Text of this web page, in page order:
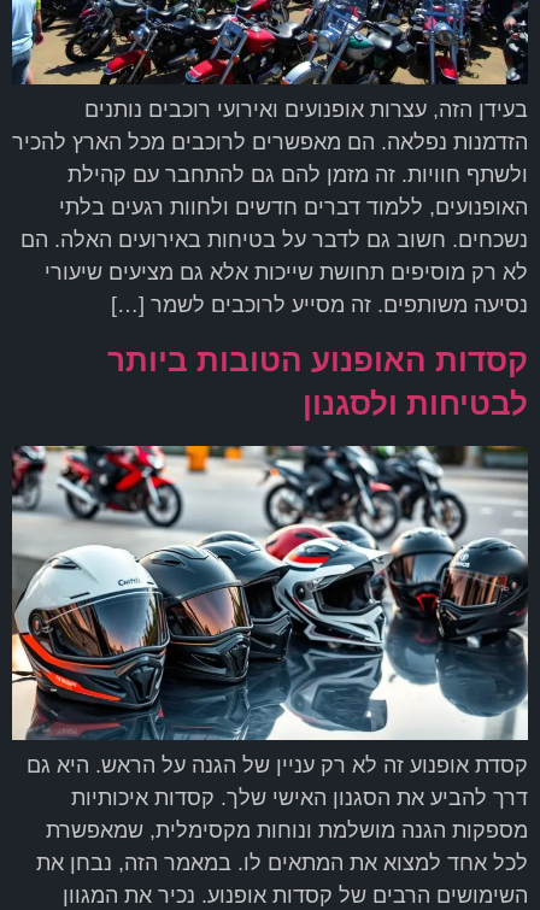
בעידן הזה, עצרות אופנועים ואירועי רוכבים נותנים
הזדמנות נפלאה. הם מאפשרים לרוכבים מכל הארץ להכיר
ולשתף חוויות. זה מזמן להם גם להתחבר עם קהילת
האופנועים, ללמוד דברים חדשים ולחוות רגעים בלתי
נשכחים. חשוב גם לדבר על בטיחות באירועים האלה. הם
לא רק מוסיפים תחושת שייכות אלא גם מציעים שיעורי
נסיעה משותפים. זה מסייע לרוכבים לשמר […]
קסדות האופנוע הטובות ביותר
לבטיחות ולסגנון
קסדת אופנוע זה לא רק עניין של הגנה על הראש. היא גם
דרך להביע את הסגנון האישי שלך. קסדות איכותיות
מספקות הגנה מושלמת ונוחות מקסימלית, שמאפשרת
לכל אחד למצוא את המתאים לו. במאמר הזה, נבחן את
השימושים הרבים של קסדות אופנוע. נכיר את המגוון